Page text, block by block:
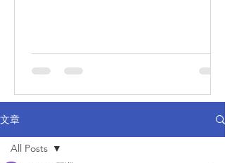
文章
All Posts